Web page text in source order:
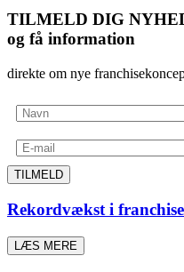
TILMELD DIG
og få information
direkte om nye
TILMELD
Rekordvækst i
LÆS MERE